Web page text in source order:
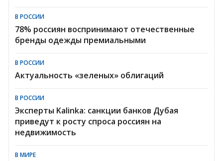
В РОССИИ
78% россиян воспринимают отечественные
бренды одежды премиальными
В РОССИИ
Актуальность «зеленых» облигаций
В РОССИИ
Эксперты Kalinka: санкции банков Дубая
приведут к росту спроса россиян на
недвижимость
В МИРЕ